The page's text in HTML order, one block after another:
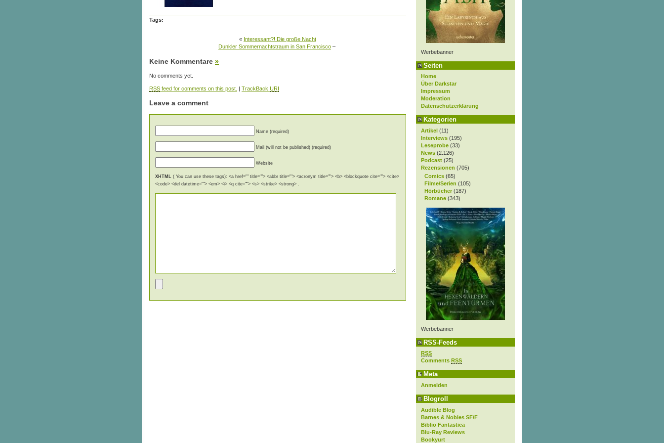
Werbebanner
Seiten
Home
Über Darkstar
Impressum
Moderation
Datenschutzerklärung
Kategorien
Artikel (11)
Interviews (195)
Leseprobe (33)
News (2.126)
Podcast (25)
Rezensionen (705)
Comics (65)
Filme/Serien (105)
Hörbücher (187)
Romane (343)
Werbebanner
RSS-Feeds
RSS
Comments RSS
Meta
Anmelden
Blogroll
Audible Blog
Barnes & Nobles SF/F
Biblio Fantastica
Blu-Ray Reviews
Bookyurt
Tags:
« Interessant?! Die große Nacht
Dunkler Sommernachtstraum in San Francisco –
Keine Kommentare »
No comments yet.
RSS feed for comments on this post. | TrackBack URI
Leave a comment
Name (required)
Mail (will not be published) (required)
Website
XHTML
( You can use these tags): <a href="" title=""> <abbr title=""> <acronym title=""> <b> <blockquote cite=""> <cite>
<code> <del datetime=""> <em> <i> <q cite=""> <s> <strike> <strong> .